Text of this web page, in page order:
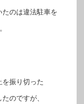
のは違法駐車を
振り切った
のですが、